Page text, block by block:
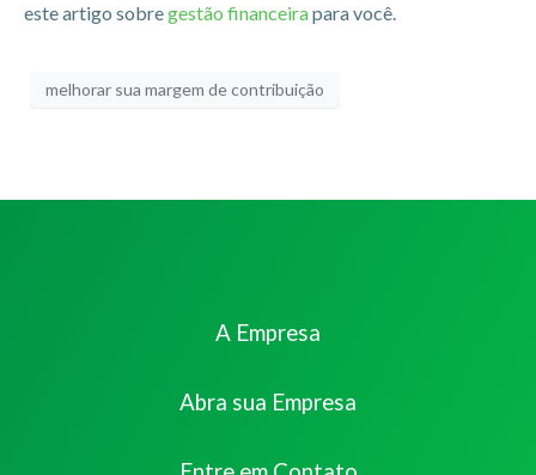
este artigo sobregestão financeirapara você.
melhorar sua margem de contribuição
A Empresa
Abra sua Empresa